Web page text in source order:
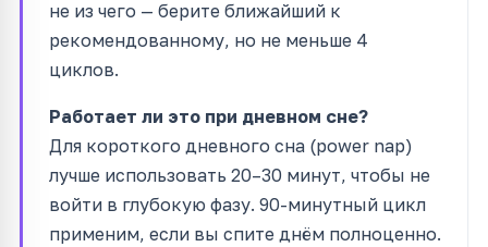
не из чего — берите ближайший к
рекомендованному, но не меньше 4
циклов.
Работает ли это при дневном сне?
Для короткого дневного сна (power nap)
лучше использовать 20–30 минут, чтобы не
войти в глубокую фазу. 90-минутный цикл
применим, если вы спите днём полноценно.